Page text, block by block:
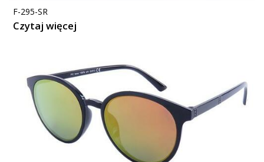
F-295-SR
Czytaj więcej